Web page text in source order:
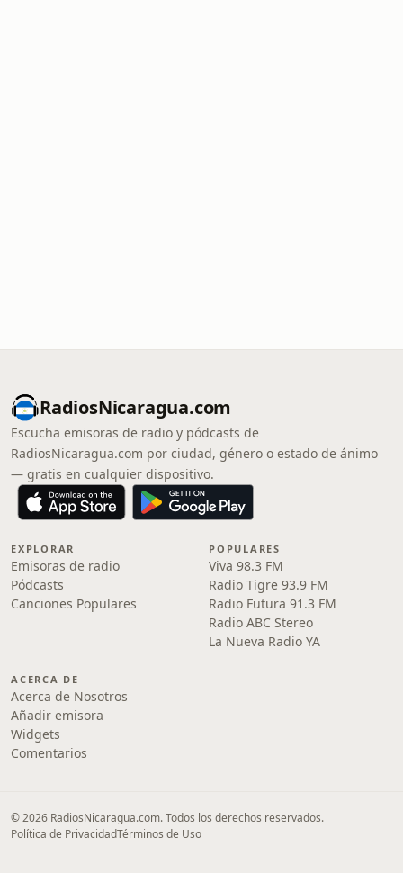
RadiosNicaragua.com
Escucha emisoras de radio y pódcasts de
RadiosNicaragua.com por ciudad, género o estado de ánimo
— gratis en cualquier dispositivo.
EXPLORAR
Emisoras de radio
Pódcasts
Canciones Populares
POPULARES
Viva 98.3 FM
Radio Tigre 93.9 FM
Radio Futura 91.3 FM
Radio ABC Stereo
La Nueva Radio YA
ACERCA DE
Acerca de Nosotros
Añadir emisora
Widgets
Comentarios
© 2026 RadiosNicaragua.com. Todos los derechos reservados.
Política de PrivacidadTérminos de Uso